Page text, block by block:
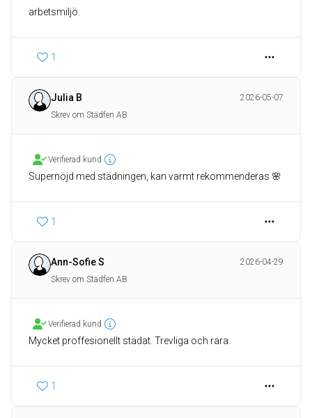
arbetsmiljö.
1
Julia B
2026-05-07
Skrev om Städfen AB
Verifierad kund
Supernöjd med städningen, kan varmt rekommenderas 🌸
1
Ann-Sofie S
2026-04-29
Skrev om Städfen AB
Verifierad kund
Mycket proffesionellt städat. Trevliga och rara.
1